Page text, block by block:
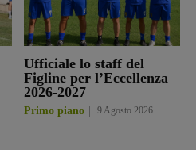
Ufficiale lo staff del
Figline per l’Eccellenza
2026-2027
Primo piano 9 Agosto 2026